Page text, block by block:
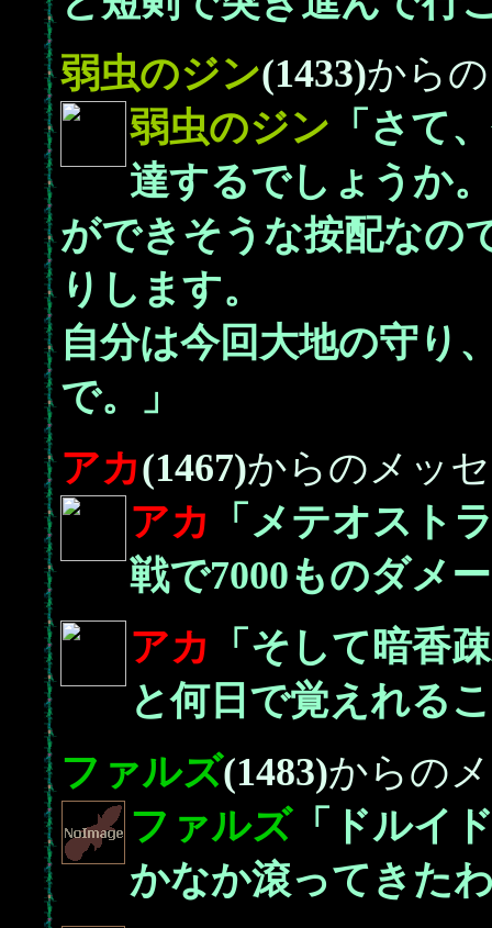
弱虫のジン(1433)から
弱虫のジン 「さて
達するでしょうか
ができそうな按配なの
りします。
自分は今回大地の守り
で。」
アカ(1467)からのメッ
アカ
「メテオスト
戦で7000ものダメ
アカ
「そして暗香
と何日で覚えれる
ファルズ(1483)からの
ファルズ「ドルイ
かなか滾ってきた